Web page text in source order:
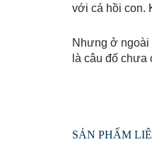
với cá hồi
Nhưng ở ngoài
là câu đố chưa
SẢN PHẨM